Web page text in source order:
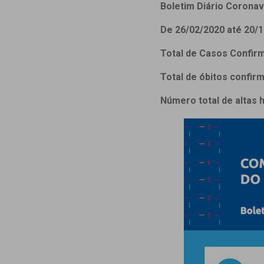
Exames -
Farmácia
Boletim Diário
De 26/02/2020 até 20/
Total de Casos
Total de óbitos
Número total de altas